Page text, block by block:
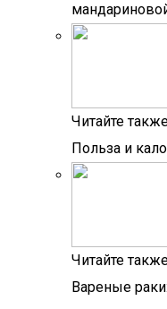
Читайте
Польза и
Читайте
Вареные